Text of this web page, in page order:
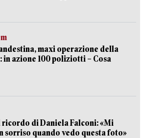
maxi operazione della
in azione 100 poliziotti – Cosa
di Daniela Falconi: «Mi
sorriso quando vedo questa foto»